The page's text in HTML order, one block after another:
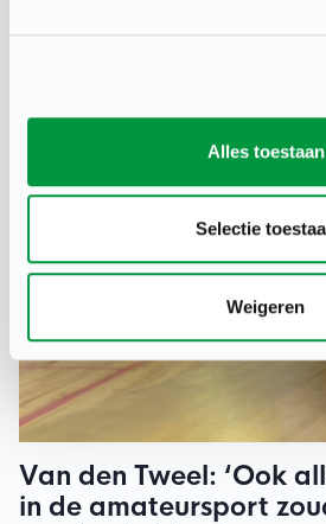
Alles toestaan
Selectie
Weigeren
aanpassingen het sluitstuk van een
Van den Tweel: ‘Ook
in de amateursport